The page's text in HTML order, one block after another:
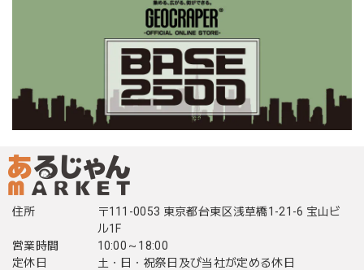
住所
〒111-0053 東京都台東区浅草橋1-21-6 宝山ビ
ル1F
営業時間
10:00～18:00
定休日
土・日・祝祭日及び当社が定める休日